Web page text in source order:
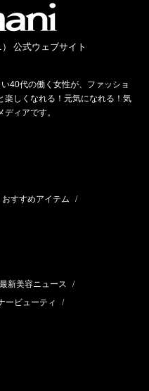
公式ウェブサイト
40代の働く女性が、ファッショ
しくなれる！元気になれる！気
ィアです。
おすすめアイテム /
最新美容ニュース /
ービューティ /